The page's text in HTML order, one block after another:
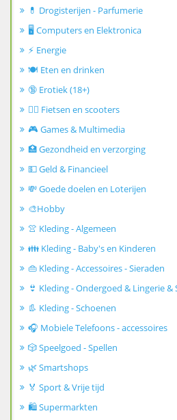
💊 Drogisterijen - Parfumerie
🖥️ Computers en Elektronica
⚡ Energie
🍽️ Eten en drinken
🔞 Erotiek (18+)
🚴‍♂️ Fietsen en scooters
🎮 Games & Multimedia
🏥 Gezondheid en verzorging
💵 Geld & Financieel
💸 Goede doelen en Loterijen
🎨Hobby
👚 Kleding - Algemeen
👪 Kleding - Baby's en Kinderen
👜 Kleding - Accessoires - Sieraden
👙 Kleding - Ondergoed & Lingerie &
👢 Kleding - Schoenen
🎧 Mobiele Telefoons - accessoires
🎲 Speelgoed - Spellen
🌿 Smartshops
🏅 Sport & Vrije tijd
🛍️ Supermarkten